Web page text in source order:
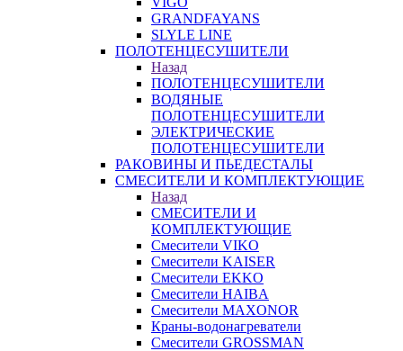
GRANDFAYANS
SLYLE LINE
ПОЛОТЕНЦЕСУШИТЕЛИ
Назад
ПОЛОТЕНЦЕСУШИТЕЛИ
ВОДЯНЫЕ
ПОЛОТЕНЦЕСУШИТЕЛИ
ЭЛЕКТРИЧЕСКИЕ
ПОЛОТЕНЦЕСУШИТЕЛИ
РАКОВИНЫ И ПЬЕДЕСТАЛЫ
СМЕСИТЕЛИ И КОМПЛЕКТУЮЩИЕ
Назад
СМЕСИТЕЛИ И
КОМПЛЕКТУЮЩИЕ
Смесители VIKO
Смесители KAISER
Смесители EKKO
Смесители HAIBA
Смесители MAXONOR
Краны-водонагреватели
Смесители GROSSMAN